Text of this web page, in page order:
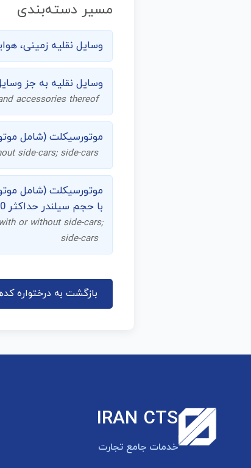
مسیر دسته‌بندی
وسایل نقلیه زمینی،
وسایل نقلیه به جز
accessories thereof
موتورسیکلت (شامل
side-cars; side-cars
موتورسیکلت (شامل
با حجم سیلندر حداکثر 50 سانتی‌متر مکعب، با یا بدون سایدکار؛ سایدکار
or without side-cars;
side-cars
بازگشت به درختواره
IRAN CTS
خدمات جامع تجارت